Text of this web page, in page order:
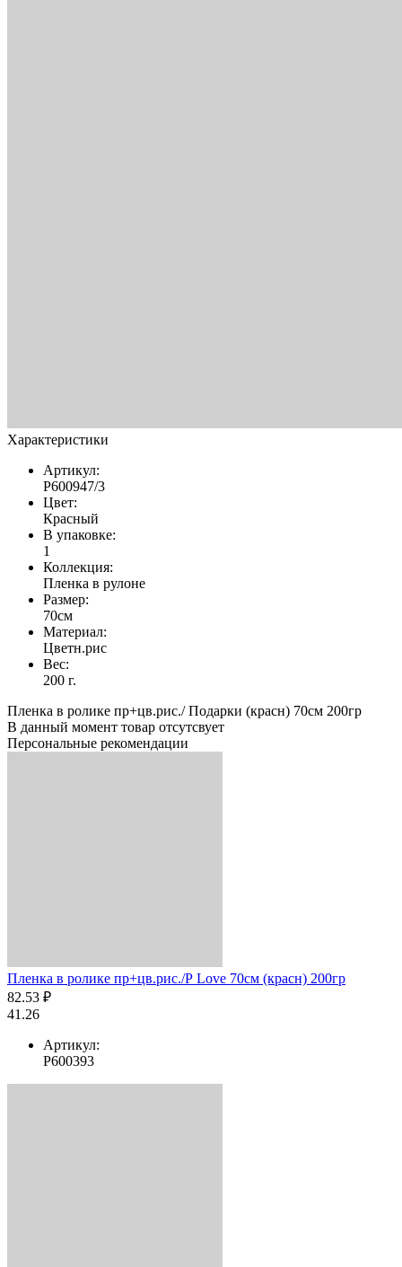
Характеристики
Артикул:
Р600947/3
Цвет:
Красный
В упаковке:
1
Коллекция:
Пленка в рулоне
Размер:
70см
Материал:
Цветн.рис
Вес:
200 г.
Пленка в ролике пр+цв.рис./ Подарки (красн) 70см 200гр
В данный момент товар отсутсвует
Персональные рекомендации
Пленка в ролике пр+цв.рис./Р Love 70см (красн) 200гр
82.53 ₽
41.26
Артикул:
Р600393